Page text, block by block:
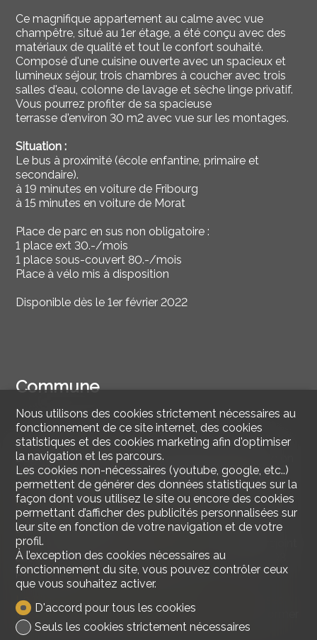
Ce magnifique appartement au calme avec vue
champêtre, situé au 1er étage, a été conçu avec des
matériaux de qualité et tout le confort souhaité.
Composé d'une cuisine ouverte avec un spacieux et
lumineux séjour, trois chambres à coucher avec trois
salles d'eau, colonne de lavage et sèche linge privatif.
Vous pourrez profiter de sa spacieuse
terrasse d'environ 30 m2 avec vue sur les montages.
Situation :
Le bus à proximité (école enfantine, primaire et
secondaire).
à 19 minutes en voiture de Fribourg
à 15 minutes en voiture de Morat
Place de parc en sus non obligatoire :
1 place ext 30.-/mois
1 place sous-couvert 80.-/mois
Place à vélo mis à disposition
Disponible dès le 1er février 2022
Commune
L'endroit actuellement occupé par le village était le
siège d'uneVilla romaineimportante dans laquelle on
découvrit une mosaïque de la première moitié du
iiiesiècle représentant un combat entreThéséeet le
Minotaure(qui se trouve actuellement dans l'un des
couloirs de l'Université de Fribourg).
Le village fait partie desAnciennes Terresentre le
xvesiècle
successivement ledistrict d'Avenches jusqu'en 1803,
puis celui deFribourgjusqu'en 18463.
Le 1
janvier 1997, la commune a fusionné avec ses
voisines deCourtion,Cournillenset
la nouvelle commune deMisery-Courtion.
Nous utilisons des cookies strictement nécessaires au
fonctionnement de ce site internet, des cookies
statistiques et des cookies marketing afin d'optimiser
la navigation et les parcours.
Les cookies non-nécessaires (youtube, google, etc..)
permettent de générer des données statistiques sur la
façon dont vous utilisez le site ou encore des cookies
permettant d’afficher des publicités personnalisées sur
leur site en fonction de votre navigation et de votre
profil.
À l’exception des cookies nécessaires au
fonctionnement du site, vous pouvez contrôler ceux
que vous souhaitez activer.
D'accord pour tous les cookies
Seuls les cookies strictement nécessaires